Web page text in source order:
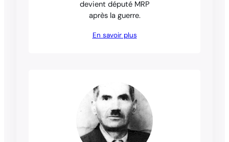
devient député MRP
après la guerre.
En savoir plus